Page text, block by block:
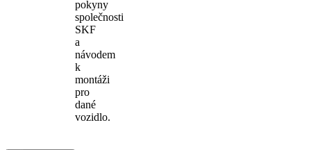
pokyny
společnosti
SKF
a
návodem
k
montáži
pro
dané
vozidlo.